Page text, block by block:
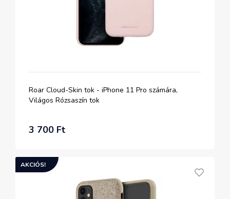
Roar Cloud-Skin tok - iPhone 11 Pro számára,
Világos Rózsaszín tok
3 700 Ft
AKCIÓS!